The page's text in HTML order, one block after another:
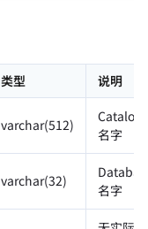
类型 说明
varchar(512)
Catalog
名字
varchar(32)
名字